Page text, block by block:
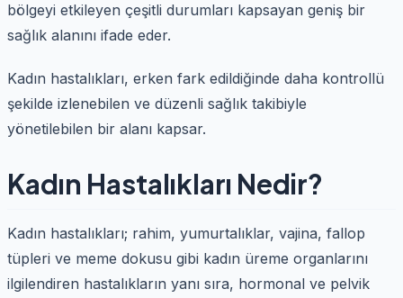
bölgeyi etkileyen çeşitli durumları kapsayan geniş bir
sağlık alanını ifade eder.
Kadın hastalıkları, erken fark edildiğinde daha kontrollü
şekilde izlenebilen ve düzenli sağlık takibiyle
yönetilebilen bir alanı kapsar.
Kadın Hastalıkları Nedir?
Kadın hastalıkları; rahim, yumurtalıklar, vajina, fallop
tüpleri ve meme dokusu gibi kadın üreme organlarını
ilgilendiren hastalıkların yanı sıra, hormonal ve pelvik